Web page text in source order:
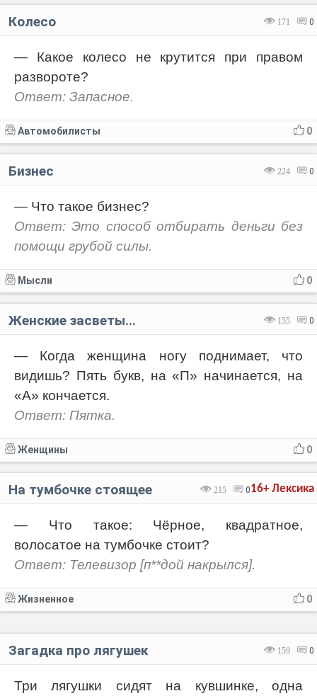
171 0
Колесо
— Какое колесо не крутится при правом
развороте?
Ответ: Запасное.
0
Автомобилисты
224 0
Бизнес
— Что такое бизнес?
Ответ: Это способ отбирать деньги без
помощи грубой силы.
0
Мысли
155 0
Женские засветы...
— Когда женщина ногу поднимает, что
видишь? Пять букв, на «П» начинается, на
«А» кончается.
Ответ: Пятка.
0
Женщины
Лексика
16+
215 0
На тумбочке стоящее
— Что такое: Чёрное, квадратное,
волосатое на тумбочке стоит?
Ответ: Телевизор [п**дой накрылся].
0
Жизненное
159 0
Загадка про лягушек
Три лягушки сидят на кувшинке, одна